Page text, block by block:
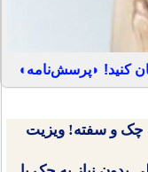
کنید! ◗پرسش‌نامه◖
چک و سفته! ویزیت